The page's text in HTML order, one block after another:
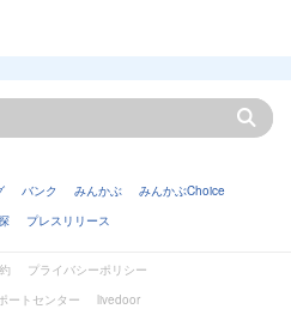
バンク みんかぶ
みんかぶChoice
プレスリリース
プライバシーポリシー
ートセンター
livedoor